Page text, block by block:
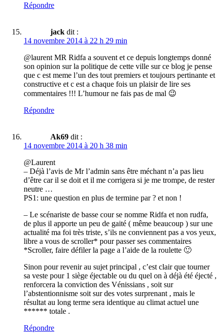
Répondre
jack dit :
14 novembre 2014 à 22 h 29 min
@laurent MR Ridfa a souvent et ce depuis longtemps donné
son opinion sur la politique de cette ville sur ce blog je pense
que c est meme l’un des tout premiers et toujours pertinante et
constructive et c est a chaque fois un plaisir de lire ses
commentaires !!! L’humour ne fais pas de mal 😉
Répondre
Ak69 dit :
14 novembre 2014 à 20 h 38 min
@Laurent
– Déjà l’avis de Mr l’admin sans être méchant n’a pas lieu
d’être car il se doit et il me corrigera si je me trompe, de rester
neutre …
PS1: une question en plus de termine par ? et non !
– Le scénariste de basse cour se nomme Ridfa et non rudfa,
de plus il apporte un peu de gaité ( même beaucoup ) sur une
actualité ma foi très triste, s’ils ne conviennent pas a vos yeux,
libre a vous de scroller* pour passer ses commentaires
*Scroller, faire défiler la page a l’aide de la roulette 🙂
Sinon pour revenir au sujet principal , c’est clair que tourner
sa veste pour 1 siège éjectable ou du quel on à déjà été éjecté ,
renforcera la conviction des Vénissians , soit sur
l’abstentionnisme soit sur des votes surprenant , mais le
résultat au long terme sera identique au climat actuel une
****** totale .
Répondre